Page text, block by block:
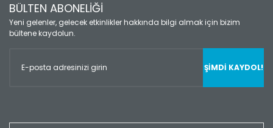
BÜLTEN ABONELİĞİ
Yeni gelenler, gelecek etkinlikler hakkında bilgi almak için bizim
bültene kaydolun.
ŞİMDİ KAYDOL!